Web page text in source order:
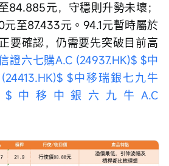
84.885元，守穩則升勢未壞；
元至87.433元。94.1元暫時屬於
要確認，仍需要先突破目前高
證六七購A.C (24937.HK)$ $中
$中移瑞銀七九牛
$中移中銀六九牛A.C